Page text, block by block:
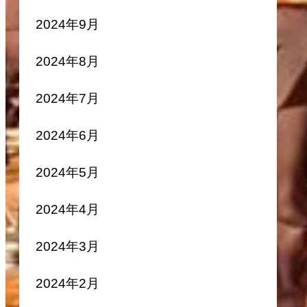
2024年9月
2024年8月
2024年7月
2024年6月
2024年5月
2024年4月
2024年3月
2024年2月